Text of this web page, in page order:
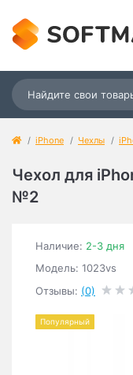
iPhone Чехлы
Чехол для
№2
Наличие: 2-3 дня
Модель: 1023vs
Отзывы: (0)
Популярный